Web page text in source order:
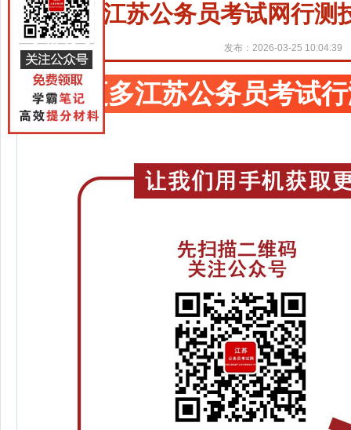
江苏公务员考试网行测
发布：2026-03-25 10:04:39
更多江苏公务员考试